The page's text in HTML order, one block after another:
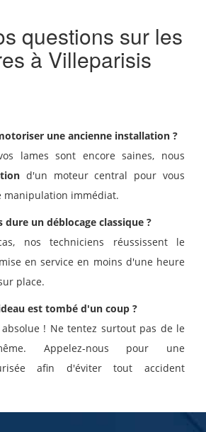
questions sur les
à Villeparisis
une ancienne installation ?
lames sont encore saines, nous
d'un moteur central pour vous
immédiat.
un déblocage classique ?
nos techniciens réussissent le
en service en moins d'une heure
place.
est tombé d'un coup ?
! Ne tentez surtout pas de le
Appelez-nous pour une
afin d'éviter tout accident